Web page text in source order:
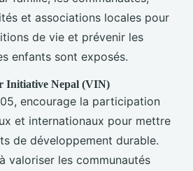
et associations locales pour
de vie et prévenir les
enfants sont exposés.
Initiative Nepal (VIN)
encourage la participation
et internationaux pour mettre
de développement durable.
valoriser les communautés